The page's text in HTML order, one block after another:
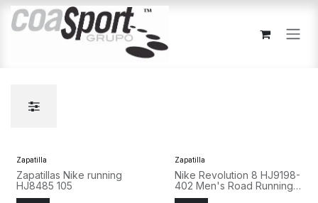
Ir al contenido
Zapatilla
Zapatillas Nike running
HJ8485 105
Zapatilla
Nike Revolution 8 HJ9198-
402 Men's Road Running
Shoes Azul Marino y